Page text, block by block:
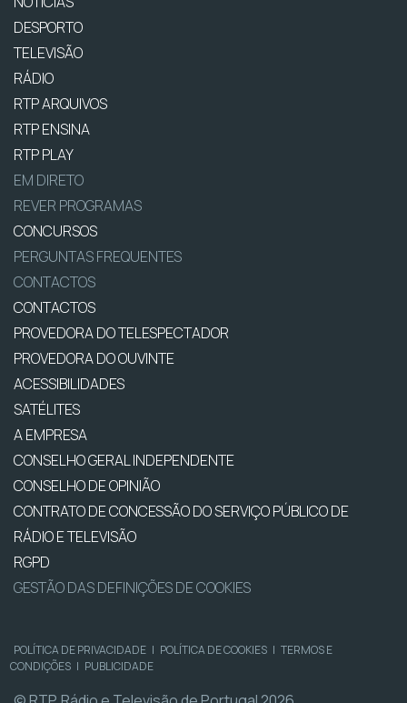
DESPORTO
TELEVISÃO
RÁDIO
RTP ARQUIVOS
RTP ENSINA
RTP PLAY
EM DIRETO
REVER PROGRAMAS
CONCURSOS
PERGUNTAS FREQUENTES
CONTACTOS
CONTACTOS
PROVEDORA DO TELESPECTADOR
PROVEDORA DO OUVINTE
ACESSIBILIDADES
SATÉLITES
A EMPRESA
CONSELHO GERAL INDEPENDENTE
CONSELHO DE OPINIÃO
CONTRATO DE CONCESSÃO DO SERVIÇO PÚBLICO DE
RÁDIO E TELEVISÃO
RGPD
GESTÃO DAS DEFINIÇÕES DE COOKIES
POLÍTICA DE PRIVACIDADE | POLÍTICA DE COOKIES | TERMOS E
CONDIÇÕES | PUBLICIDADE